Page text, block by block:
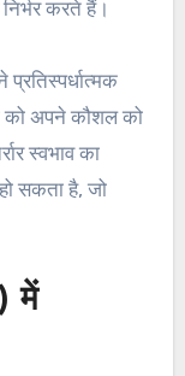
करते हैं।
को अपने कौशल को
स्वभाव का
सकता है, जो
में